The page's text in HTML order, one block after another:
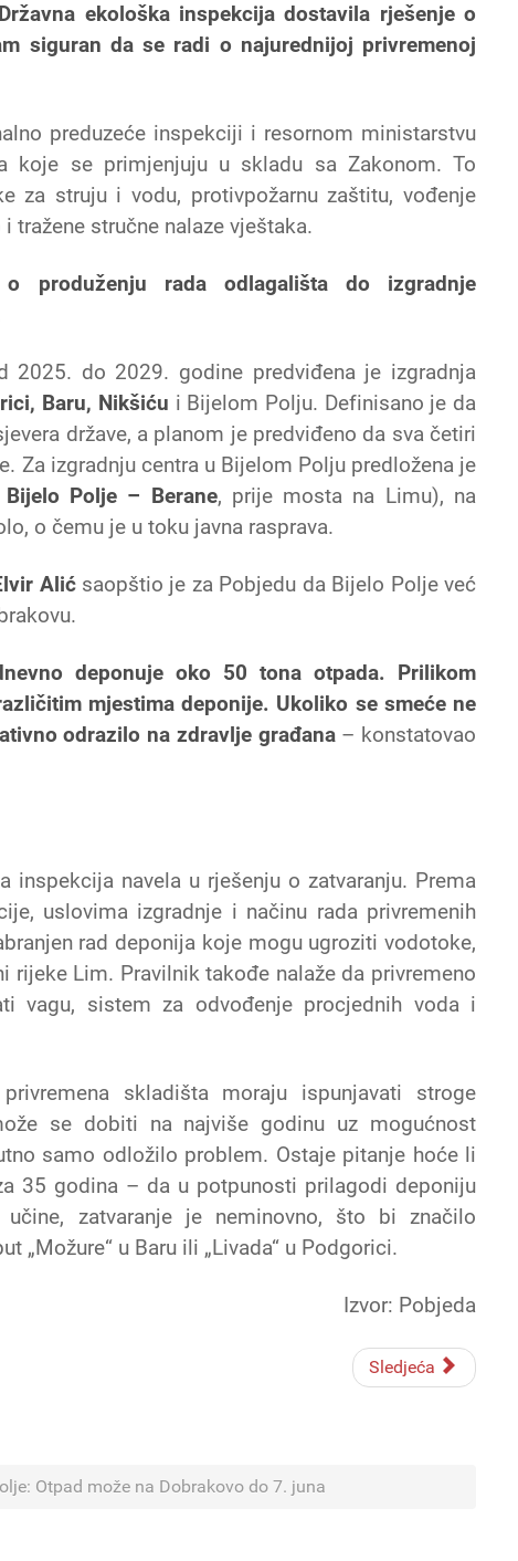
ekološka inspekcija dostavila rješenje o
siguran da se radi o najurednijoj privremenoj
preduzeće inspekciji i resornom ministarstvu
koje se primjenjuju u skladu sa Zakonom. To
za struju i vodu, protivpožarnu zaštitu, vođenje
tražene stručne nalaze vještaka.
o produženju rada odlagališta do izgradnje
2025. do 2029. godine predviđena je izgradnja
Baru, Nikšiću i Bijelom Polju. Definisano je da
države, a planom je predviđeno da sva četiri
Za izgradnju centra u Bijelom Polju predložena je
Bijelo Polje – Berane, prije mosta na Limu), na
o čemu je u toku javna rasprava.
Alićsaopštio je za Pobjedu da Bijelo Polje već
deponuje oko 50 tona otpada. Prilikom
mjestima deponije. Ukoliko se smeće ne
odrazilo na zdravlje građana– konstatovao
inspekcija navela u rješenju o zatvaranju. Prema
uslovima izgradnje i načinu rada privremenih
rad deponija koje mogu ugroziti vodotoke,
rijeke Lim. Pravilnik takođe nalaže da privremeno
vagu, sistem za odvođenje procjednih voda i
skladišta moraju ispunjavati stroge
se dobiti na najviše godinu uz mogućnost
samo odložilo problem. Ostaje pitanje hoće li
35 godina – da u potpunosti prilagodi deponiju
zatvaranje je neminovno, što bi značilo
„Možure“ u Baru ili „Livada“ u Podgorici.
Izvor: Pobjeda
Sledjeća
Otpad može na Dobrakovo do 7. juna